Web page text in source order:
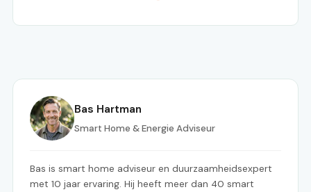
Bas Hartman
Smart Home & Energie Adviseur
Bas is smart home adviseur en duurzaamheidsexpert
met 10 jaar ervaring. Hij heeft meer dan 40 smart